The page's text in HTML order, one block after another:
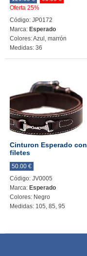
Oferta 25%
Código: JP0172
Marca: Esperado
Colores: Azul, marrón
Medidas: 36
Cinturon Esperado con
filetes
50.00 €
Código: JV0005
Marca: Esperado
Colores: Negro
Medidas: 105, 85, 95